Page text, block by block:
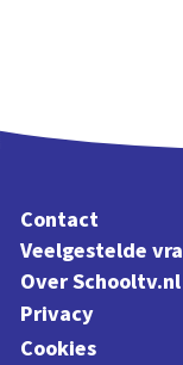
Contact
Veelgestelde
Over Schooltv.nl
Privacy
Cookies